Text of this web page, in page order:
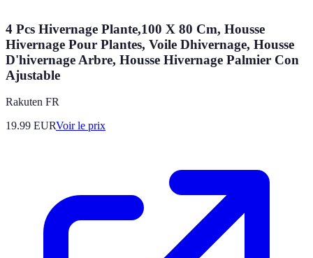
4 Pcs Hivernage Plante,100 X 80 Cm, Housse
Hivernage Pour Plantes, Voile Dhivernage, Housse
D'hivernage Arbre, Housse Hivernage Palmier Con
Ajustable
Rakuten FR
19.99 EURVoir le prix